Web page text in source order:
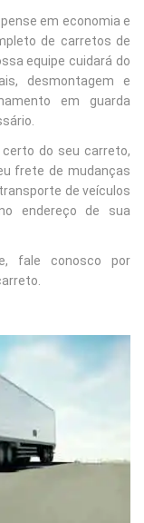
pense em economia e
de carretos de
equipe cuidará do
desmontagem e
em guarda
do seu carreto,
frete de mudanças
de veículos
endereço de sua
fale conosco por